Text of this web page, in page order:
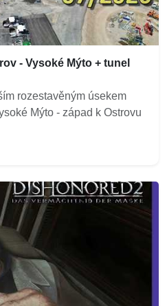
- Vysoké Mýto + tunel
rozestavěným úsekem
Mýto - západ k Ostrovu